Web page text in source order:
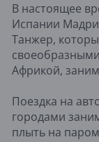
В настоящее
Испании
Танжер,
Африкой,
Поездка на
городами
плыть на